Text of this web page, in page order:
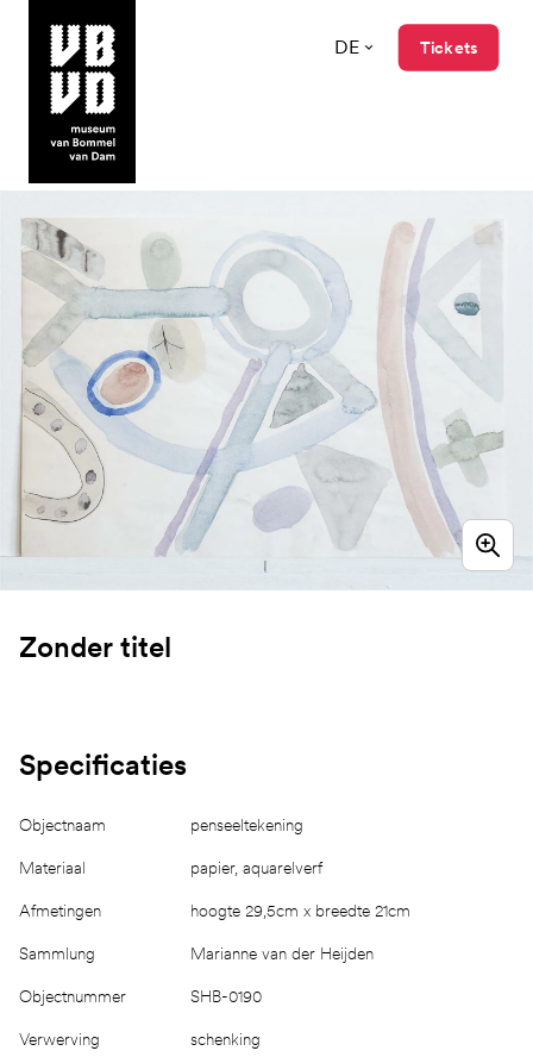
museum van Bommel van Dam
DE Tickets
Zonder titel
Specificaties
Objectnaam penseeltekening
Materiaal papier, aquarelverf
Afmetingen hoogte 29,5cm x breedte 21cm
Sammlung Marianne van der Heijden
Objectnummer SHB-0190
Verwerving schenking